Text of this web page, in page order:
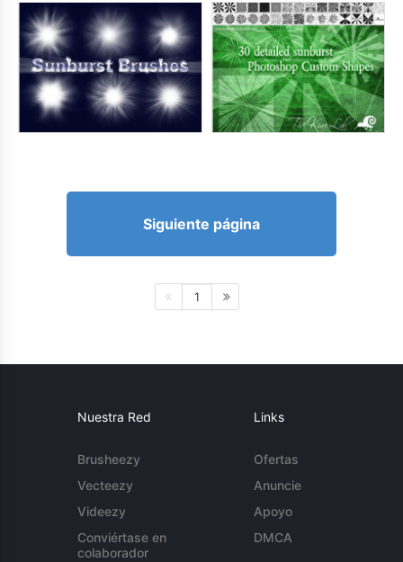
Siguiente página
1
Nuestra Red
Brusheezy
Vecteezy
Videezy
Conviértase en
colaborador
Links
Ofertas
Anuncie
Apoyo
DMCA